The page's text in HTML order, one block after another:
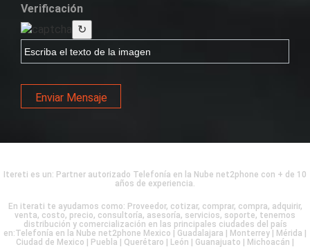
Verificación
↻
Enviar Mensaje
Itereti es un: Partner autorizado Telefonía en la Nube net2phone con + de 10
años de experiencia.
En iterati te ayudamos como: Proveedor, cotizar, comprar, compra, adquirir,
venta, costo, precio, consultoría, asesoría, servicios, soporte, tenemos
distribución y comercialización en las principales ciudades del país
en:Telefonía en la Nube net2phone Mexico | Guadalajara | Monterrey | Mérida |
Ciudad de Mexico | Puebla | Querétaro | León | Guanajuato | Michoacán |